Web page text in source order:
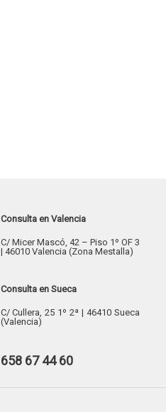
Consulta en Valencia
C/ Micer Mascó, 42 – Piso 1º OF 3
| 46010 Valencia (Zona Mestalla)
Consulta en Sueca
C/ Cullera, 25 1º 2ª | 46410 Sueca
(Valencia)
658 67 44 60